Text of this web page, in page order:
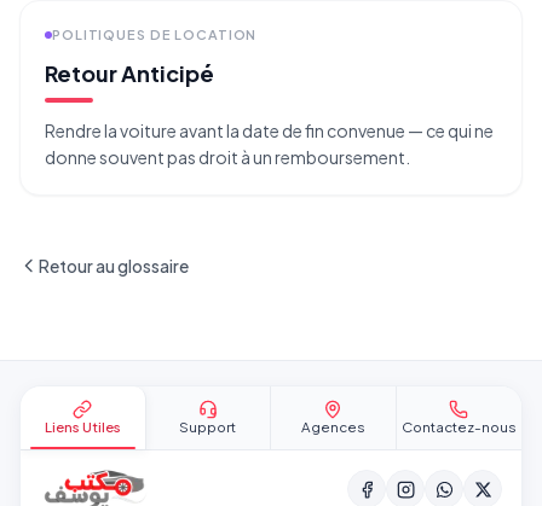
POLITIQUES DE LOCATION
Retour Anticipé
Rendre la voiture avant la date de fin convenue — ce qui ne
donne souvent pas droit à un remboursement.
Retour au glossaire
Liens Utiles Support Agences Contactez-nous